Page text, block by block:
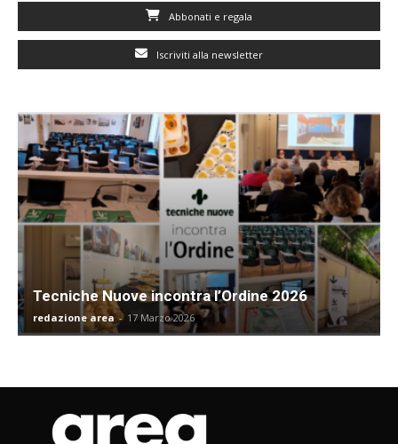
Abbonati e regala
Iscriviti alla newsletter
Tecniche Nuove incontra l’Ordine 2026
redazione area - 17 Marzo 2026